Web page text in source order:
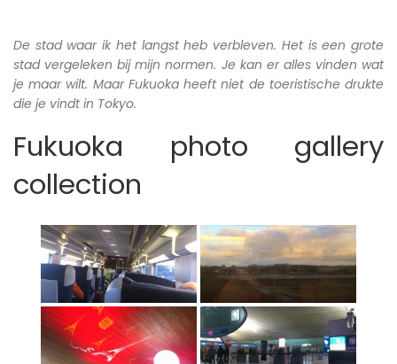
De stad waar ik het langst heb verbleven. Het is een grote
stad vergeleken bij mijn normen. Je kan er alles vinden wat
je maar wilt. Maar Fukuoka heeft niet de toeristische drukte
die je vindt in Tokyo.
Fukuoka photo gallery
collection